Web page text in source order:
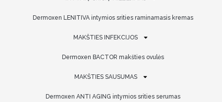
Dermoxen LENITIVA intymios srities raminamasis kremas
MAKŠTIES INFEKCIJOS
Dermoxen BACTOR makšties ovulės
MAKŠTIES SAUSUMAS
Dermoxen ANTI AGING intymios srities serumas